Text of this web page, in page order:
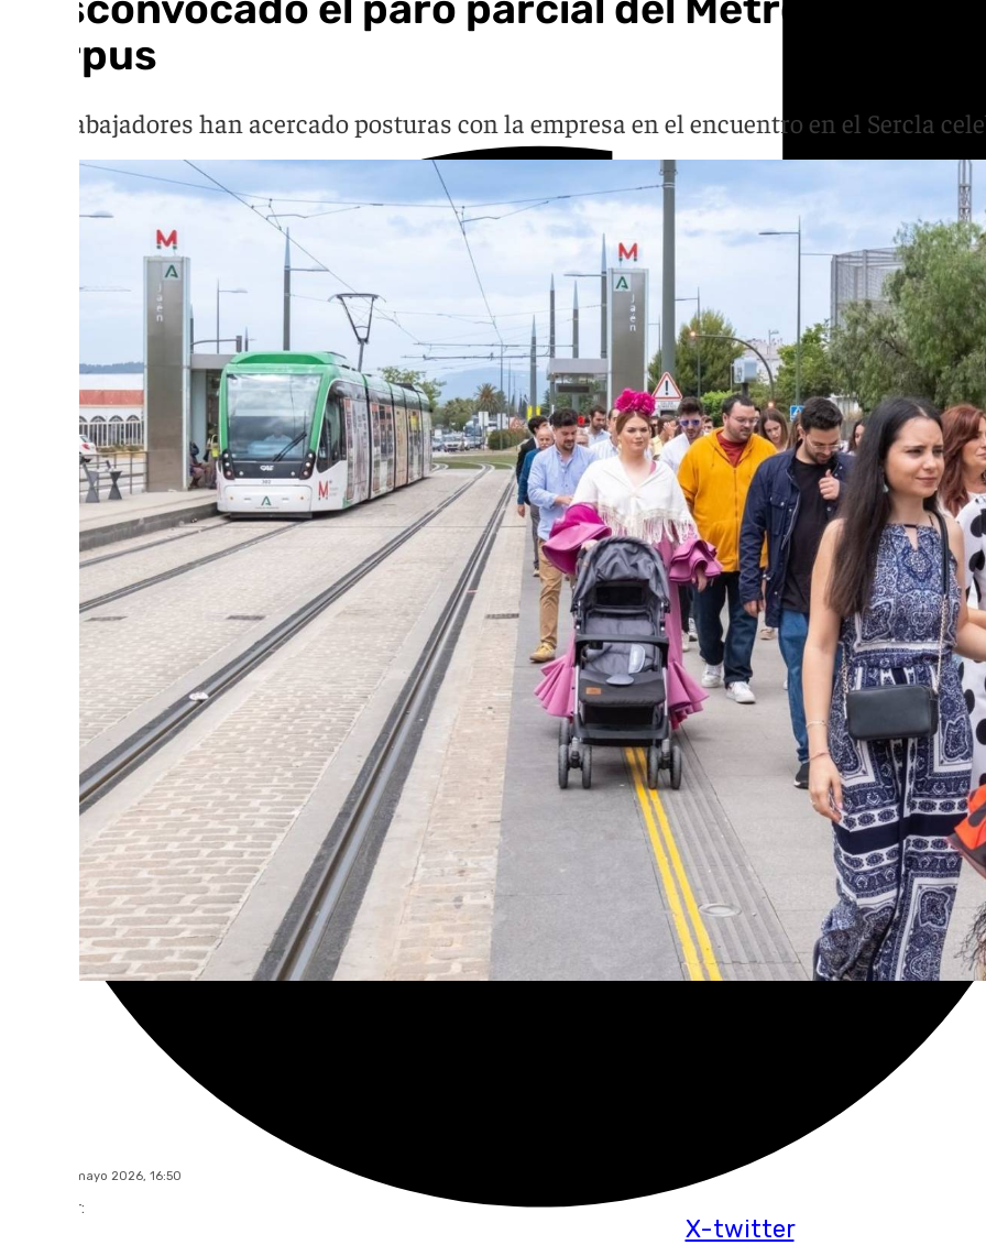
X-twitter
Corpus
Los trabajadores han acercado posturas con la empresa en el encuentro en el Sercla
jueves, 28 mayo 2026, 16:50
Compartir: